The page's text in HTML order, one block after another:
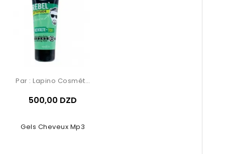
Gels Cheveux Mp3
Par : Lapino Cosmétique
500,00 DZD